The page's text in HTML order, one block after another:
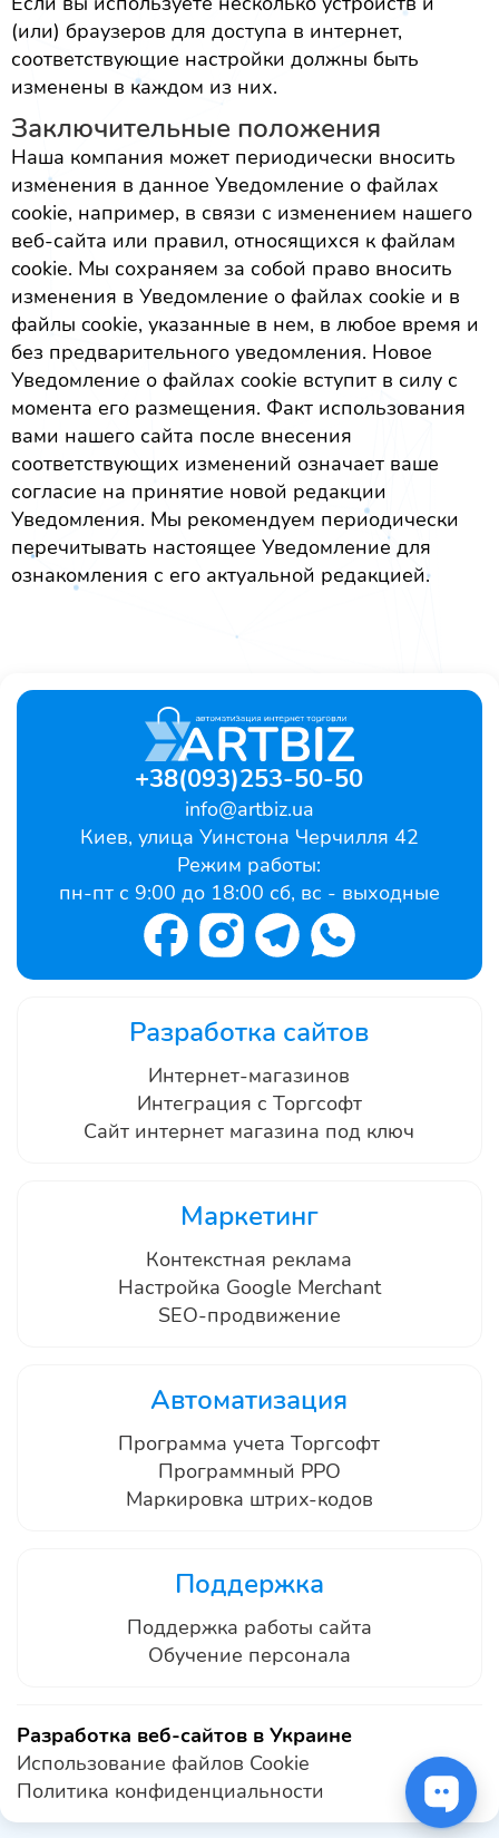
(или) браузеров для доступа в интернет,
соответствующие настройки должны быть
изменены в каждом из них.
Заключительные положения
Наша компания может периодически вносить
изменения в данное Уведомление о файлах
cookie, например, в связи с изменением нашего
веб-сайта или правил, относящихся к файлам
cookie. Мы сохраняем за собой право вносить
изменения в Уведомление о файлах cookie и в
файлы cookie, указанные в нем, в любое время и
без предварительного уведомления. Новое
Уведомление о файлах cookie вступит в силу с
момента его размещения. Факт использования
вами нашего сайта после внесения
соответствующих изменений означает ваше
согласие на принятие новой редакции
Уведомления. Мы рекомендуем периодически
перечитывать настоящее Уведомление для
ознакомления с его актуальной редакцией.
+38(093)253-50-50
info@artbiz.ua
Киев, улица Уинстона Черчилля 42
Режим работы:
пн-пт с 9:00 до 18:00 сб, вс - выходные
Разработка сайтов
Интернет-магазинов
Интеграция с Торгсофт
Сайт интернет магазина под ключ
Маркетинг
Контекстная реклама
Настройка Google Merchant
SEO-продвижение
Автоматизация
Программа учета Торгсофт
Программный РРО
Маркировка штрих-кодов
Поддержка
Поддержка работы сайта
Обучение персонала
Разработка веб-сайтов в Украине
Использование файлов Cookie
Политика конфиденциальности